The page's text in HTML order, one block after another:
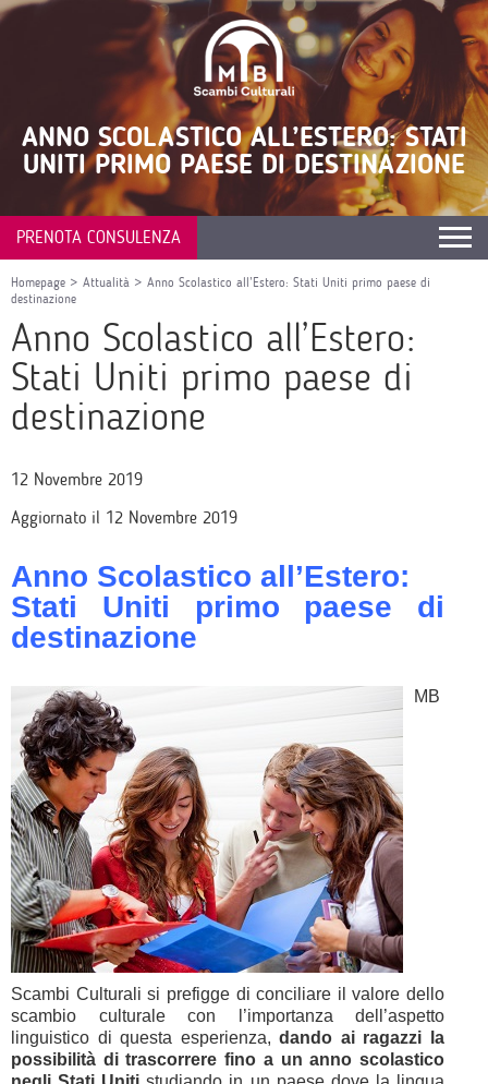
ANNO SCOLASTICO ALL’ESTERO: STATI
UNITI PRIMO PAESE DI DESTINAZIONE
PRENOTA CONSULENZA
Homepage > Attualità > Anno Scolastico all’Estero: Stati Uniti primo paese di
destinazione
Anno Scolastico all’Estero:
Stati Uniti primo paese di
destinazione
12 Novembre 2019
Aggiornato il 12 Novembre 2019
Anno Scolastico all’Estero:
Stati Uniti primo paese di
destinazione
MB
Scambi Culturali si prefigge di conciliare il valore dello
scambio culturale con l’importanza dell’aspetto
linguistico di questa esperienza,dando ai ragazzi la
possibilità di trascorrere fino a un anno scolastico